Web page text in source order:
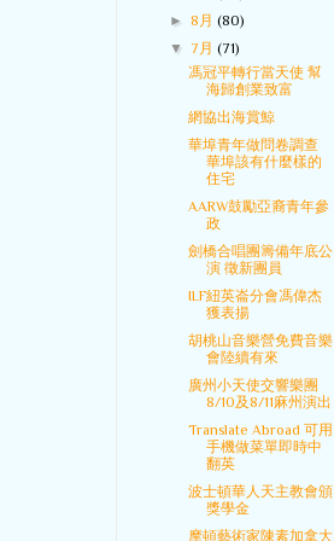
► 8月(80)
▼ 7月(71)
馮冠平轉行當天使 幫
海歸創業致富
網協出海賞鯨
華埠青年做問卷調查
華埠該有什麼樣的
住宅
AARW鼓勵亞裔青年參
政
劍橋合唱團籌備年底公
演 徵新團員
ILF紐英崙分會馮偉杰
獲表揚
胡桃山音樂營免費音樂
會陸續有來
廣州小天使交響樂團
8/10及8/11麻州演出
Translate Abroad 可用
手機做菜單即時中
翻英
波士頓華人天主教會頒
獎學金
摩頓藝術家陳素加拿大